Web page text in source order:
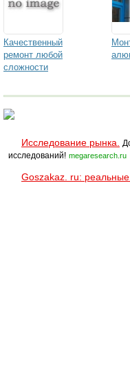
Качественный
ремонт любой
сложности
Исследование рынка.
исследований! megaresearch.ru
Goszakaz. ru: